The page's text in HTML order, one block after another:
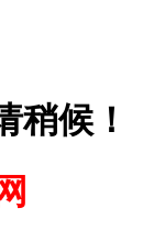
稍候！